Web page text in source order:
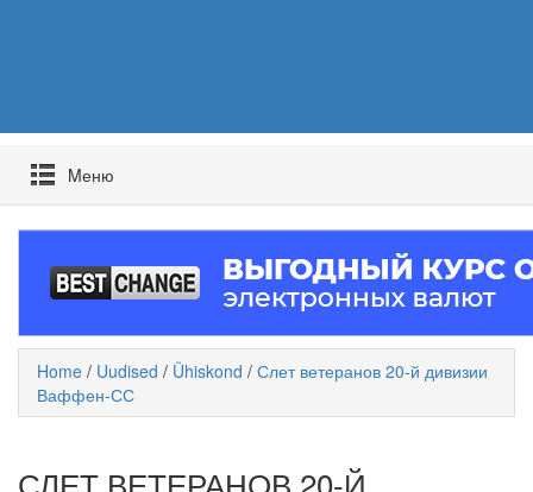
Mеню
Home / Uudised / Ühiskond / Слет ветеранов 20-й дивизии
Ваффен-СС